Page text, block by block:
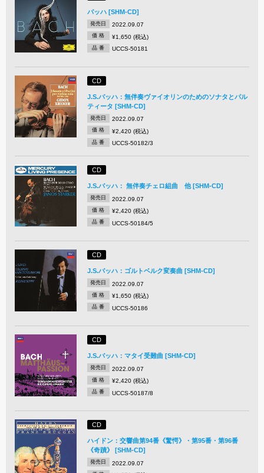
バッハ [SHM-CD]
発売日 2022.09.07
価 格 ¥1,650 (税込)
品 番 UCCS-50181
CD
J.S.バッハ：無伴奏ヴァイオリンのためのソナタとパル
ティータ [SHM-CD]
発売日 2022.09.07
価 格 ¥2,420 (税込)
品 番 UCCS-50182/3
CD
J.S.バッハ： 無伴奏チェロ組曲 他 [SHM-CD]
発売日 2022.09.07
価 格 ¥2,420 (税込)
品 番 UCCS-50184/5
CD
J.S.バッハ：ゴルトベルク変奏曲 [SHM-CD]
発売日 2022.09.07
価 格 ¥1,650 (税込)
品 番 UCCS-50186
CD
J.S.バッハ：マタイ受難曲 [SHM-CD]
発売日 2022.09.07
価 格 ¥2,420 (税込)
品 番 UCCS-50187/8
CD
ハイドン：交響曲第94番《驚愕》・第95番・第96番
《奇蹟》 [SHM-CD]
発売日 2022.09.07